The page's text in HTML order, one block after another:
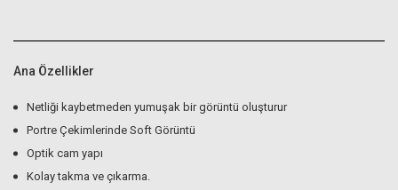
Ana Özellikler
Netliği kaybetmeden yumuşak bir görüntü oluşturur
Portre Çekimlerinde Soft Görüntü
Optik cam yapı
Kolay takma ve çıkarma.